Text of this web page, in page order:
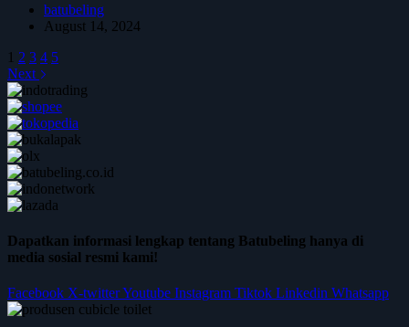
batubeling
August 14, 2024
1 2 3 4 5
Next
Dapatkan informasi lengkap tentang Batubeling hanya di
media sosial resmi kami!
Facebook X-twitterYoutube Instagram Tiktok Linkedin Whatsapp